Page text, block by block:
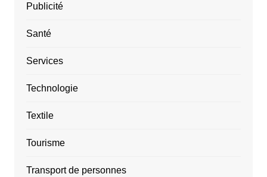
Publicité
Santé
Services
Technologie
Textile
Tourisme
Transport de personnes